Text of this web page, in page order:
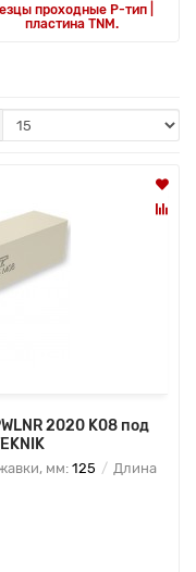
проходные P-тип |
пластина TNM.
2020 K08 под
мм:125
Длина